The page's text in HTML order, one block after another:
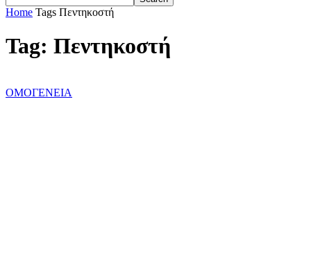
Home Tags Πεντηκοστή
Tag: Πεντηκοστή
ΟΜΟΓΕΝΕΙΑ